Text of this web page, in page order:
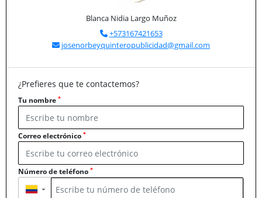
Blanca Nidia Largo Muñoz
+573167421653
josenorbeyquinteropublicidad@gmail.com
¿Prefieres que te contactemos?
Tu nombre *
Correo electrónico *
Número de teléfono *
▼